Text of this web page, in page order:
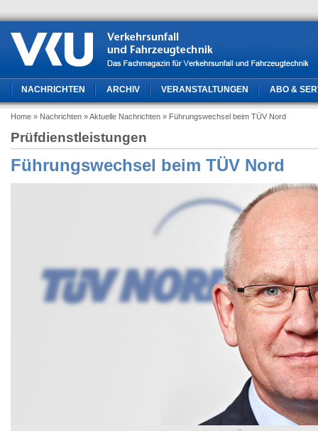
NACHRICHTEN ARCHIV VERANSTALTUNGEN ABO &
Home » Nachrichten » Aktuelle Nachrichten » Führungswechsel beim TÜV Nord
Prüfdienstleistungen
Führungswechsel beim TÜV Nord